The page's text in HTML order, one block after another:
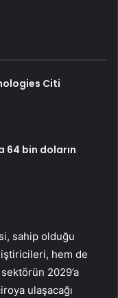
Citi
64 bin doların
sahip olduğu
hem de
2029’a
ulaşacağı